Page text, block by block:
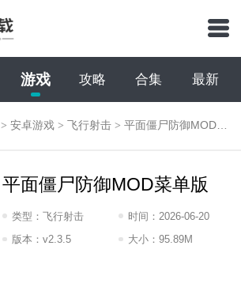
游戏 攻略 合集 最新
>安卓游戏 >飞行射击 >平面僵尸防御MOD菜单版
平面僵尸防御MOD菜单版
类型：飞行射击 时间： 2026-06-20
07:2026
版本：v2.3.5 大小： 95.89M